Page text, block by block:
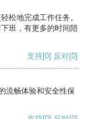
松地完成工作任务。
班，有更多的时间陪
支持[0] 反对[0]
流畅体验和安全性保